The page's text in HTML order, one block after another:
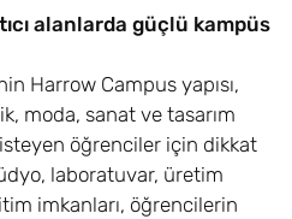
alanlarda güçlü kampüs
Harrow Campus yapısı,
moda, sanat ve tasarım
öğrenciler için dikkat
laboratuvar, üretim
imkanları, öğrencilerin